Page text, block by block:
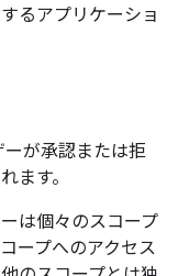
るアプリケーショ
ーが承認または拒
ます。
は個々のスコープ
ープへのアクセス